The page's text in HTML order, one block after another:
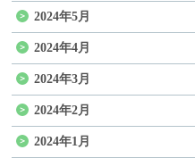
2024年5月
2024年4月
2024年3月
2024年2月
2024年1月